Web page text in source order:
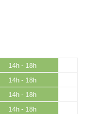
14h - 18h
14h - 18h
14h - 18h
14h - 18h